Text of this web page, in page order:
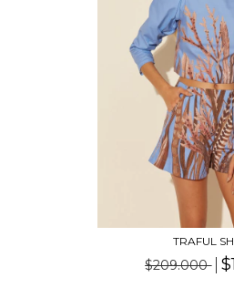
TRAFUL
$209.000